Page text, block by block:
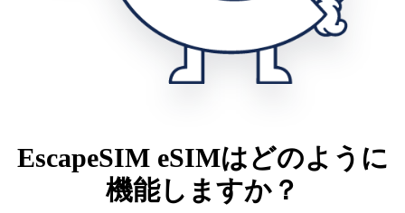
EscapeSIM eSIMはどのように
機能しますか？